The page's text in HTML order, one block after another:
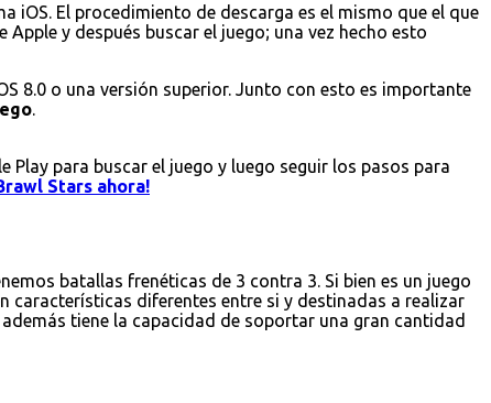
iOS. El procedimiento de descarga es el mismo que el que
y después buscar el juego; una vez hecho esto
8.0 o una versión superior. Junto con esto es importante
.
Play para buscar el juego y luego seguir los pasos para
Stars ahora!
batallas frenéticas de 3 contra 3. Si bien es un juego
características diferentes entre si y destinadas a realizar
tiene la capacidad de soportar una gran cantidad